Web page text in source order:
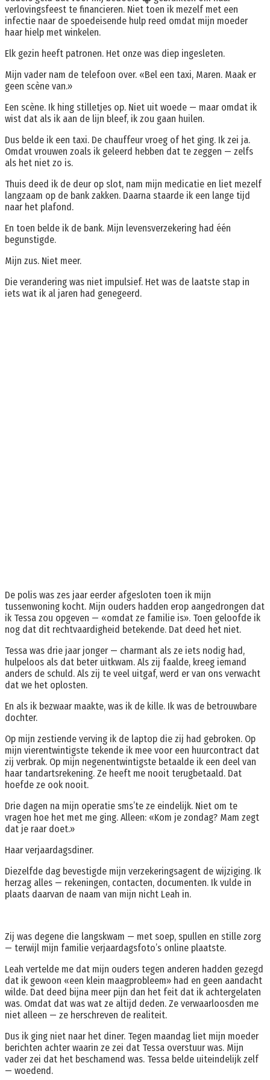
verlovingsfeest te financieren. Niet toen ik mezelf met een
infectie naar de spoedeisende hulp reed omdat mijn moeder
haar hielp met winkelen.
Elk gezin heeft patronen. Het onze was diep ingesleten.
Mijn vader nam de telefoon over. «Bel een taxi, Maren. Maak er
geen scène van.»
Een scène. Ik hing stilletjes op. Niet uit woede — maar omdat ik
wist dat als ik aan de lijn bleef, ik zou gaan huilen.
Dus belde ik een taxi. De chauffeur vroeg of het ging. Ik zei ja.
Omdat vrouwen zoals ik geleerd hebben dat te zeggen — zelfs
als het niet zo is.
Thuis deed ik de deur op slot, nam mijn medicatie en liet mezelf
langzaam op de bank zakken. Daarna staarde ik een lange tijd
naar het plafond.
En toen belde ik de bank. Mijn levensverzekering had één
begunstigde.
Mijn zus. Niet meer.
Die verandering was niet impulsief. Het was de laatste stap in
iets wat ik al jaren had genegeerd.
De polis was zes jaar eerder afgesloten toen ik mijn
tussenwoning kocht. Mijn ouders hadden erop aangedrongen dat
ik Tessa zou opgeven — «omdat ze familie is». Toen geloofde ik
nog dat dit rechtvaardigheid betekende. Dat deed het niet.
Tessa was drie jaar jonger — charmant als ze iets nodig had,
hulpeloos als dat beter uitkwam. Als zij faalde, kreeg iemand
anders de schuld. Als zij te veel uitgaf, werd er van ons verwacht
dat we het oplosten.
En als ik bezwaar maakte, was ik de kille. Ik was de betrouwbare
dochter.
Op mijn zestiende verving ik de laptop die zij had gebroken. Op
mijn vierentwintigste tekende ik mee voor een huurcontract dat
zij verbrak. Op mijn negenentwintigste betaalde ik een deel van
haar tandartsrekening. Ze heeft me nooit terugbetaald. Dat
hoefde ze ook nooit.
Drie dagen na mijn operatie sms’te ze eindelijk. Niet om te
vragen hoe het met me ging. Alleen: «Kom je zondag? Mam zegt
dat je raar doet.»
Haar verjaardagsdiner.
Diezelfde dag bevestigde mijn verzekeringsagent de wijziging. Ik
herzag alles — rekeningen, contacten, documenten. Ik vulde in
plaats daarvan de naam van mijn nicht Leah in.
Zij was degene die langskwam — met soep, spullen en stille zorg
— terwijl mijn familie verjaardagsfoto’s online plaatste.
Leah vertelde me dat mijn ouders tegen anderen hadden gezegd
dat ik gewoon «een klein maagprobleem» had en geen aandacht
wilde. Dat deed bijna meer pijn dan het feit dat ik achtergelaten
was. Omdat dat was wat ze altijd deden. Ze verwaarloosden me
niet alleen — ze herschreven de realiteit.
Dus ik ging niet naar het diner. Tegen maandag liet mijn moeder
berichten achter waarin ze zei dat Tessa overstuur was. Mijn
vader zei dat het beschamend was. Tessa belde uiteindelijk zelf
— woedend.